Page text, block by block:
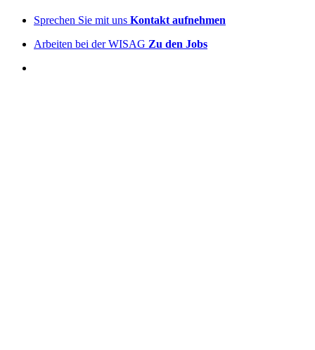
Sprechen Sie mit uns Kontakt aufnehmen
Arbeiten bei der WISAG Zu den Jobs